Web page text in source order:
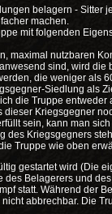
belagern - Sitter
machen.
mit folgenden
maximal nutzbaren
sind, wird die
die weniger als
Siedlung als
die Truppe
Kriegsgegner
sein, kann man
des Kriegsgegners
Truppe wie oben
gestartet wird (Die
des Belagerers und
statt. Während der
abbrechbar. Die